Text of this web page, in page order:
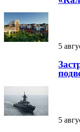
5
5